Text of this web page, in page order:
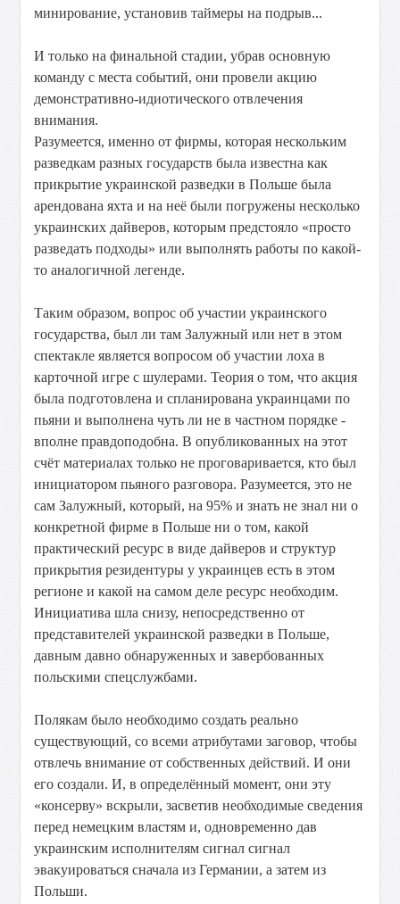
минирование, установив таймеры на подрыв...
И только на финальной стадии, убрав основную
команду с места событий, они провели акцию
демонстративно-идиотического отвлечения
внимания.
Разумеется, именно от фирмы, которая нескольким
разведкам разных государств была известна как
прикрытие украинской разведки в Польше была
арендована яхта и на неё были погружены несколько
украинских дайверов, которым предстояло «просто
разведать подходы» или выполнять работы по какой-
то аналогичной легенде.
Таким образом, вопрос об участии украинского
государства, был ли там Залужный или нет в этом
спектакле является вопросом об участии лоха в
карточной игре с шулерами. Теория о том, что акция
была подготовлена и спланирована украинцами по
пьяни и выполнена чуть ли не в частном порядке -
вполне правдоподобна. В опубликованных на этот
счёт материалах только не проговаривается, кто был
инициатором пьяного разговора. Разумеется, это не
сам Залужный, который, на 95% и знать не знал ни о
конкретной фирме в Польше ни о том, какой
практический ресурс в виде дайверов и структур
прикрытия резидентуры у украинцев есть в этом
регионе и какой на самом деле ресурс необходим.
Инициатива шла снизу, непосредственно от
представителей украинской разведки в Польше,
давным давно обнаруженных и завербованных
польскими спецслужбами.
Полякам было необходимо создать реально
существующий, со всеми атрибутами заговор, чтобы
отвлечь внимание от собственных действий. И они
его создали. И, в определённый момент, они эту
«консерву» вскрыли, засветив необходимые сведения
перед немецким властям и, одновременно дав
украинским исполнителям сигнал сигнал
эвакуироваться сначала из Германии, а затем из
Польши.